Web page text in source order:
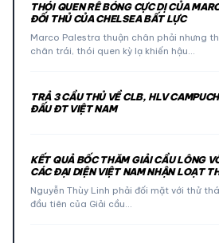
THÓI QUEN RÊ BÓNG CỰC DỊ CỦA
ĐỐI THỦ CỦA CHELSEA BẤT LỰC
Marco Palestra thuận chân phải nhưng
chân trái, thói quen kỳ lạ khiến hậu…
TRẢ 3 CẦU THỦ VỀ CLB, HLV
ĐẤU ĐT VIỆT NAM
KẾT QUẢ BỐC THĂM GIẢI CẦU LÔNG
CÁC ĐẠI DIỆN VIỆT NAM NHẬN LOẠT
Nguyễn Thùy Linh phải đối mặt với thử
đầu tiên của Giải cầu…